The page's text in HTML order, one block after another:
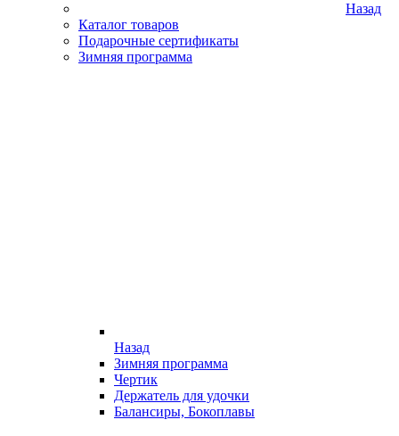
Назад
Каталог товаров
Подарочные сертификаты
Зимняя программа
Назад
Зимняя программа
Чертик
Держатель для удочки
Балансиры, Бокоплавы